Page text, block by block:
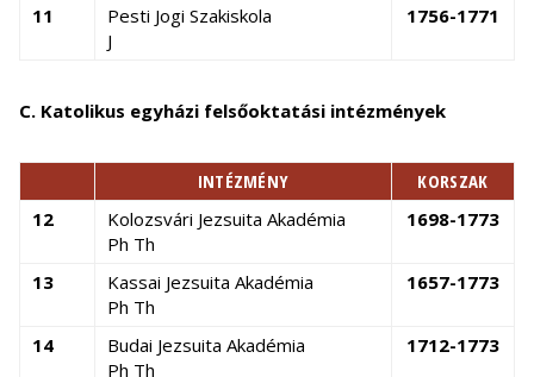
11
Pesti Jogi Szakiskola
J
1756-1771
C. Katolikus egyházi felsőoktatási intézmények
INTÉZMÉNY
KORSZAK
12
Kolozsvári Jezsuita Akadémia
Ph Th
1698-1773
13
Kassai Jezsuita Akadémia
Ph Th
1657-1773
14
Budai Jezsuita Akadémia
Ph Th
1712-1773